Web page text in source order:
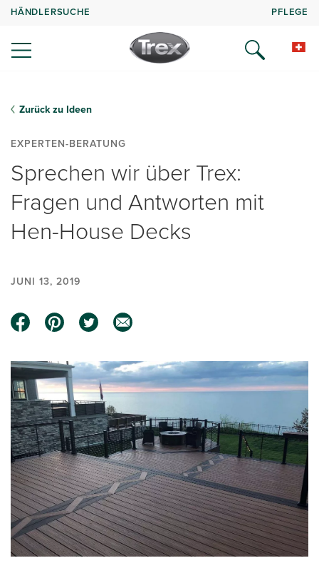
HÄNDLERSUCHE PFLEGE
Zurück zu Ideen
EXPERTEN-BERATUNG
Sprechen wir über Trex:
Fragen und Antworten mit
Hen-House Decks
JUNI 13, 2019